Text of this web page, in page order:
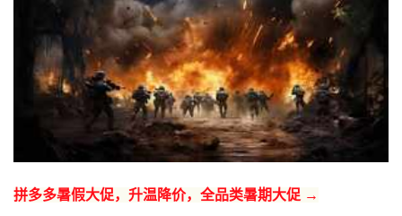
拼多多暑假大促，升温降价，全品类暑期大促 →